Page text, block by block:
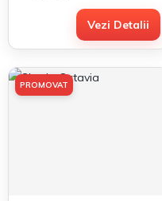
Vezi Detalii
PROMOVAT